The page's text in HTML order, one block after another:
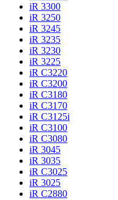
iR 3300
iR 3250
iR 3245
iR 3235
iR 3230
iR 3225
iR C3220
iR C3200
iR C3180
iR C3170
iR C3125i
iR C3100
iR C3080
iR 3045
iR 3035
iR C3025
iR 3025
iR C2880